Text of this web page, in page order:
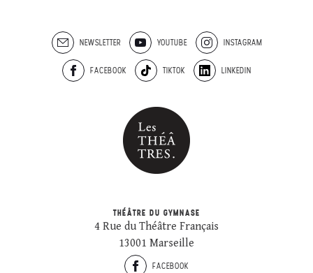
NEWSLETTER YOUTUBE INSTAGRAM
FACEBOOK TIKTOK LINKEDIN
THÉÂTRE DU GYMNASE
4 Rue du Théâtre Français
13001 Marseille
FACEBOOK